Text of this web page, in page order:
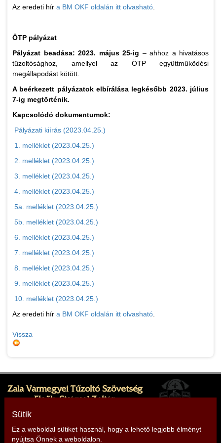
Az eredeti hír a BM OKF oldalán itt olvasható
ÖTP pályázat
Pályázat beadása: 2023. május 25-ig – ahhoz a hivatásos
tűzoltósághoz, amellyel az ÖTP együttműködési
megállapodást kötött.
A beérkezett pályázatok elbírálása legkésőbb 2023. július
7-ig megtörténik.
Kapcsolódó dokumentumok:
Pályázati kiírás (2023.04.25.)
1. melléklet (2023.04.25.)
2. melléklet (2023.04.25.)
3. melléklet (2023.04.25.)
4. melléklet (2023.04.25.)
5a. melléklet (2023.04.25.)
5b. melléklet (2023.04.25.)
6. melléklet (2023.04.25.)
7. melléklet (2023.04.25.)
8. melléklet (2023.04.25.)
9. melléklet (2023.04.25.)
10. melléklet (2023.04.25.)
Az eredeti hír a BM OKF oldalán itt olvasható
Vissza
Zala Vármegyei Tűzoltó Szövetség
Elnök: Strázsai Zoltán
Cím: 8380 Hévíz, Sugár köz 1.
Sütik
Ez a weboldal sütiket használ, hogy a lehető legjobb élményt
nyújtsa Önnek a weboldalon.